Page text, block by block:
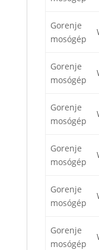
Gorenje
mosógép
Gorenje
mosógép
Gorenje
mosógép
Gorenje
mosógép
Gorenje
mosógép
Gorenje
mosógép